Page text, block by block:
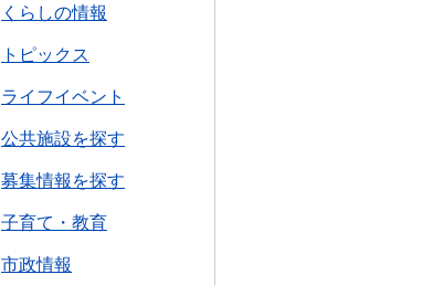
くらしの情報
トピックス
ライフイベント
公共施設を探す
募集情報を探す
子育て・教育
市政情報